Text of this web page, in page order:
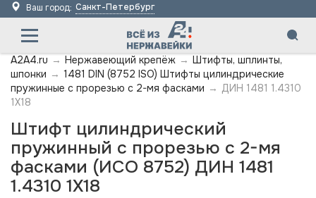
Ваш город: Санкт-Петербург
A2A4.ru → Нержавеющий крепёж → Штифты, шплинты,
шпонки → 1481 DIN (8752 ISO) Штифты цилиндрические
пружинные с прорезью с 2-мя фасками → ДИН 1481 1.4310
1X18
Штифт цилиндрический
пружинный с прорезью с 2-мя
фасками (ИСО 8752) ДИН 1481
1.4310 1X18